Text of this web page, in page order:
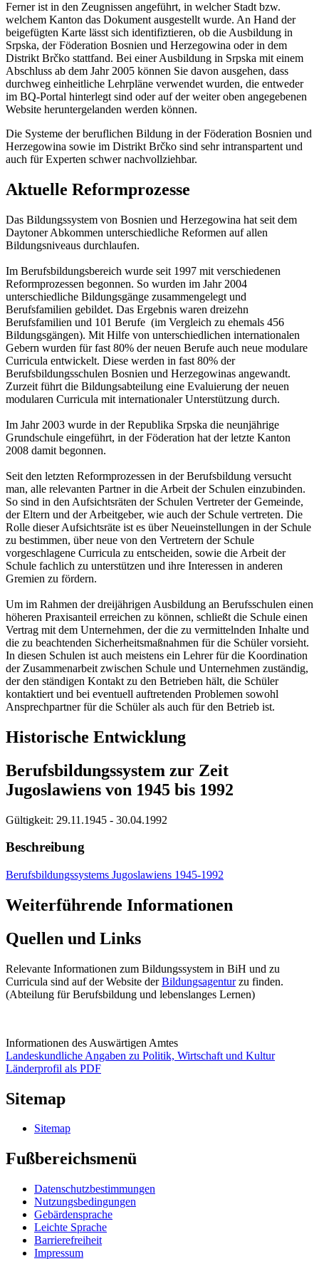
Ferner ist in den Zeugnissen angeführt, in welcher Stadt bzw.
welchem Kanton das Dokument ausgestellt wurde. An Hand der
beigefügten Karte lässt sich identifiztieren, ob die Ausbildung in
Srpska, der Föderation Bosnien und Herzegowina oder in dem
Distrikt Brčko stattfand. Bei einer Ausbildung in Srpska mit einem
Abschluss ab dem Jahr 2005 können Sie davon ausgehen, dass
durchweg einheitliche Lehrpläne verwendet wurden, die entweder
im BQ-Portal hinterlegt sind oder auf der weiter oben angegebenen
Website heruntergelanden werden können.
Die Systeme der beruflichen Bildung in der Föderation Bosnien und
Herzegowina sowie im Distrikt Brčko sind sehr intranspartent und
auch für Experten schwer nachvollziehbar.
Aktuelle Reformprozesse
Das Bildungssystem von Bosnien und Herzegowina hat seit dem
Daytoner Abkommen unterschiedliche Reformen auf allen
Bildungsniveaus durchlaufen.
Im Berufsbildungsbereich wurde seit 1997 mit verschiedenen
Reformprozessen begonnen. So wurden im Jahr 2004
unterschiedliche Bildungsgänge zusammengelegt und
Berufsfamilien gebildet. Das Ergebnis waren dreizehn
Berufsfamilien und 101 Berufe (im Vergleich zu ehemals 456
Bildungsgängen). Mit Hilfe von unterschiedlichen internationalen
Gebern wurden für fast 80% der neuen Berufe auch neue modulare
Curricula entwickelt. Diese werden in fast 80% der
Berufsbildungsschulen Bosnien und Herzegowinas angewandt.
Zurzeit führt die Bildungsabteilung eine Evaluierung der neuen
modularen Curricula mit internationaler Unterstützung durch.
Im Jahr 2003 wurde in der Republika Srpska die neunjährige
Grundschule eingeführt, in der Föderation hat der letzte Kanton
2008 damit begonnen.
Seit den letzten Reformprozessen in der Berufsbildung versucht
man, alle relevanten Partner in die Arbeit der Schulen einzubinden.
So sind in den Aufsichtsräten der Schulen Vertreter der Gemeinde,
der Eltern und der Arbeitgeber, wie auch der Schule vertreten. Die
Rolle dieser Aufsichtsräte ist es über Neueinstellungen in der Schule
zu bestimmen, über neue von den Vertretern der Schule
vorgeschlagene Curricula zu entscheiden, sowie die Arbeit der
Schule fachlich zu unterstützen und ihre Interessen in anderen
Gremien zu fördern.
Um im Rahmen der dreijährigen Ausbildung an Berufsschulen einen
höheren Praxisanteil erreichen zu können, schließt die Schule einen
Vertrag mit dem Unternehmen, der die zu vermittelnden Inhalte und
die zu beachtenden Sicherheitsmaßnahmen für die Schüler vorsieht.
In diesen Schulen ist auch meistens ein Lehrer für die Koordination
der Zusammenarbeit zwischen Schule und Unternehmen zuständig,
der den ständigen Kontakt zu den Betrieben hält, die Schüler
kontaktiert und bei eventuell auftretenden Problemen sowohl
Ansprechpartner für die Schüler als auch für den Betrieb ist.
Historische Entwicklung
Berufsbildungssystem zur Zeit
Jugoslawiens von 1945 bis 1992
Gültigkeit: 29.11.1945 - 30.04.1992
Beschreibung
Berufsbildungssystems Jugoslawiens 1945-1992
Weiterführende Informationen
Quellen und Links
Relevante Informationen zum Bildungssystem in BiH und zu
Curricula sind auf der Website derBildungsagenturzu finden.
(Abteilung für Berufsbildung und lebenslanges Lernen)
Informationen des Auswärtigen Amtes
Landeskundliche Angaben zu Politik, Wirtschaft und Kultur
Länderprofil als PDF
Sitemap
Sitemap
Fußbereichsmenü
Datenschutzbestimmungen
Nutzungsbedingungen
Gebärdensprache
Leichte Sprache
Barrierefreiheit
Impressum